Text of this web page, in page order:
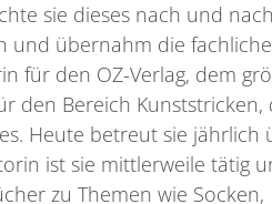
sie dieses nach und
und übernahm die
für den OZ-Verlag, dem
den Bereich Kunststricken,
Heute betreut sie jährlich
ist sie mittlerweile tätig
zu Themen wie Socken,